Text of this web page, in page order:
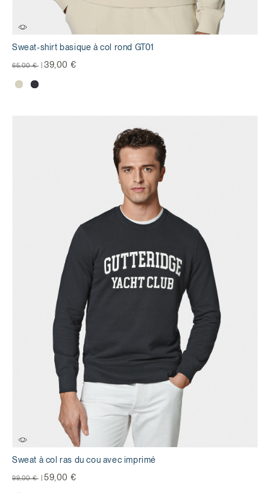
Sweat-shirt basique à col rond GT01
Prix réduit de
65,00 € à 39,00 €
Sweat à col ras du cou avec imprimé
Prix réduit de
99,00 € à 59,00 €